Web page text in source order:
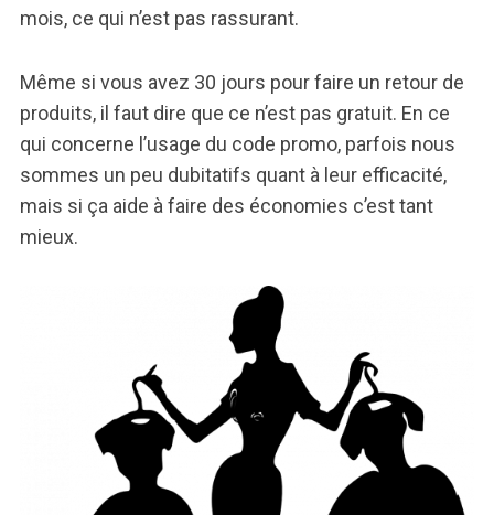
mois, ce qui n’est pas rassurant.
Même si vous avez 30 jours pour faire un retour de
produits, il faut dire que ce n’est pas gratuit. En ce
qui concerne l’usage du code promo, parfois nous
sommes un peu dubitatifs quant à leur efficacité,
mais si ça aide à faire des économies c’est tant
mieux.